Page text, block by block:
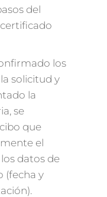
del
los
solicitud y
la
se
que
el
datos de
(fecha y